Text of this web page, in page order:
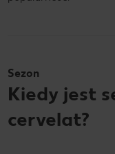
Sezon
Kiedy jest
cervelat?